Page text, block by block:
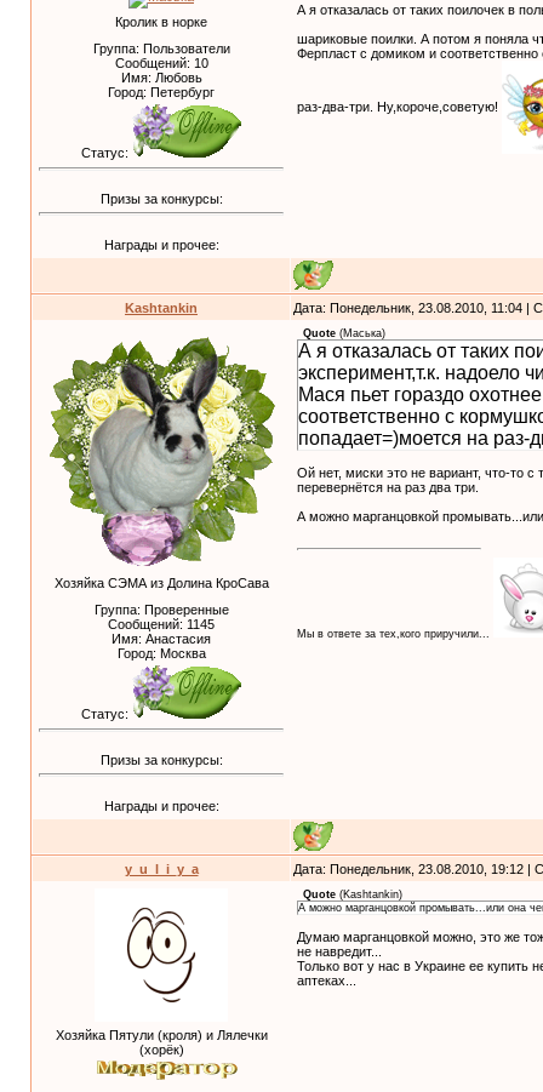
Кролик в норке
Группа: Пользователи
Сообщений: 10
Имя: Любовь
Город: Петербург
Статус:
Призы за конкурсы:
Награды и прочее:
А я отказалась от таких поилочек в
шариковые поилки. А потом я поняла
Ферпласт с домиком и
раз-два-три. Ну,короче,советую!
Kashtankin Дата: Понедельник, 23.08.2010, 11:04 |
Хозяйка СЭМА из Долина КроСава
Группа: Проверенные
Сообщений: 1145
Имя: Анастасия
Город: Москва
Статус:
Призы за конкурсы:
Награды и прочее:
Quote (Маська)
А я отказалась от таких
эксперимент,т.к. надоело
Мася пьет гораздо
соответственно с
попадает=)моется на раз-
Ой нет, миски это не вариант, что-то
перевернётся на раз два три.
А можно марганцовкой
Мы в ответе за тех,кого приручили...
y_u_l_i_y_a Дата: Понедельник, 23.08.2010, 19:12 |
Хозяйка Пятули (кроля) и Лялечки
(хорёк)
Quote (Kashtankin)
А можно марганцовкой промывать...или она
Думаю марганцовкой можно, это же
не навредит...
Только вот у нас в Украине ее купить
аптеках...